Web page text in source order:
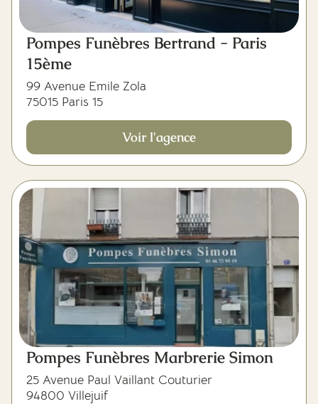
Pompes Funèbres Bertrand - Paris
15ème
99 Avenue Emile Zola
75015 Paris 15
Voir l'agence
Pompes Funèbres Marbrerie Simon
25 Avenue Paul Vaillant Couturier
94800 Villejuif